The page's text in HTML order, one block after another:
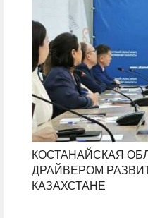
КОСТАНАЙСКАЯ
ДРАЙВЕРОМ
КАЗАХСТАНЕ